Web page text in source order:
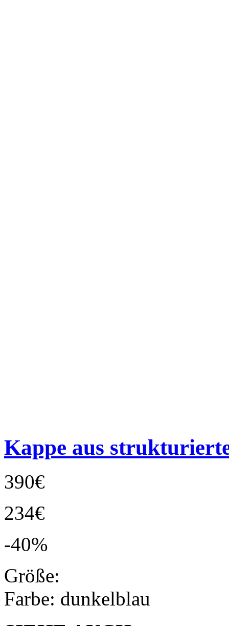
Kappe aus
390€
234€
-40%
Größe:
Farbe: dunkelblau